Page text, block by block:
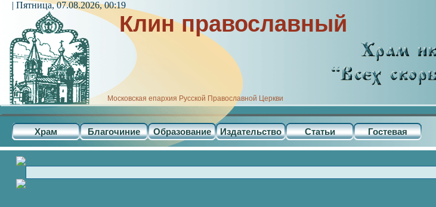
Клин православный
Московская епархия Русской Православной Церкви
Храм Благочиние Образование Издательство Статьи Гостевая
| Пятница, 07.08.2026, 00:19